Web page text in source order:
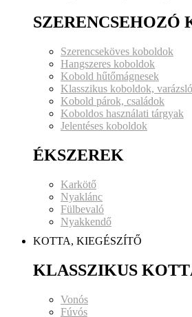
SZERENCSEHOZÓ
Szerencseköves koboldok
Hangszeres koboldok
Kobold hűtőmágnesek
Klasszikus koboldok,
Kobold párok, családok
Koboldos használati tárgyak
Jelentéses koboldok
ÉKSZEREK
Karkötő
Nyaklánc
Fülbevaló
Nyakkendő
KOTTA, KIEGÉSZÍTŐ
KLASSZIKUS
Vonós
Fúvós